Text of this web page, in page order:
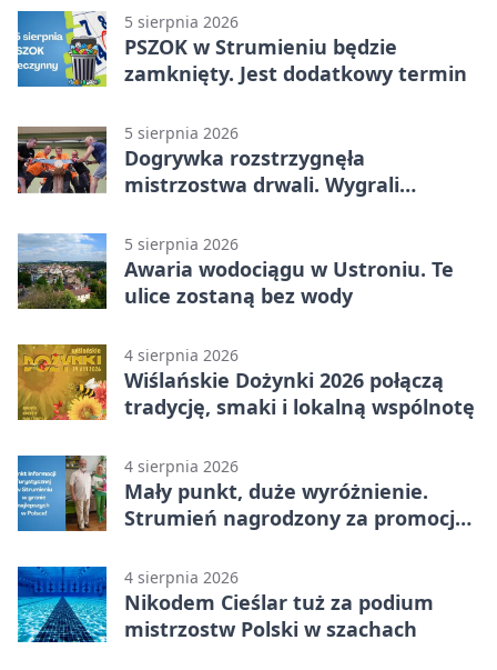
5 sierpnia 2026
PSZOK w Strumieniu będzie
zamknięty. Jest dodatkowy termin
5 sierpnia 2026
Dogrywka rozstrzygnęła
mistrzostwa drwali. Wygrali
5 sierpnia 2026
Awaria wodociągu w Ustroniu. Te
ulice zostaną bez wody
4 sierpnia 2026
Wiślańskie Dożynki 2026 połączą
tradycję, smaki i lokalną wspólnotę
4 sierpnia 2026
Mały punkt, duże wyróżnienie.
Strumień nagrodzony za promocję
4 sierpnia 2026
Nikodem Cieślar tuż za podium
mistrzostw Polski w szachach